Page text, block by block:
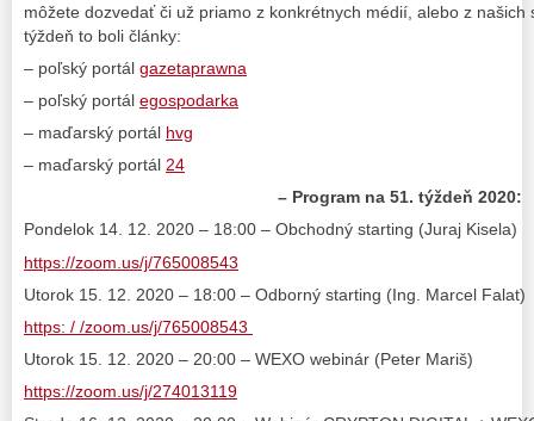
môžete dozvedať či už priamo z konkrétnych médií, alebo z našich
týždeň to boli články:
– poľský portál gazetaprawna
– poľský portál egospodarka
– maďarský portál hvg
– maďarský portál 24
– Program na 51. týždeň 2020:
Pondelok 14. 12. 2020 – 18:00 – Obchodný starting (Juraj Kisela)
https://zoom.us/j/765008543
Utorok 15. 12. 2020 – 18:00 – Odborný starting (Ing. Marcel Falat)
https: / /zoom.us/j/765008543
Utorok 15. 12. 2020 – 20:00 – WEXO webinár (Peter Mariš)
https://zoom.us/j/274013119